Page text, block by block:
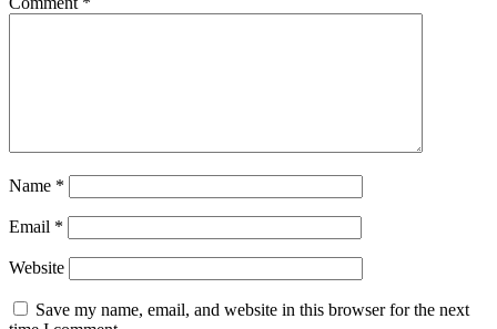
Name *
Email *
Website
Save my name, email, and website in this browser for the next